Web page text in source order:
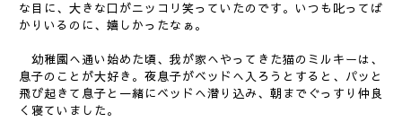
な目に、大きな口がニッコリ笑っていたのです。いつも叱ってば
かりいるのに、嬉しかったなぁ。
幼稚園へ通い始めた頃、我が家へやってきた猫のミルキーは、
息子のことが大好き。夜息子がベッドへ入ろうとすると、パッと
飛び起きて息子と一緒にベッドへ潜り込み、朝までぐっすり仲良
く寝ていました。